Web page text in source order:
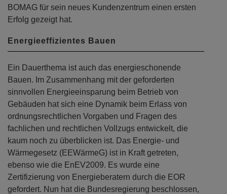
BOMAG für sein neues Kundenzentrum einen ersten
Erfolg gezeigt hat.
Energieeffizientes Bauen
Ein Dauerthema ist auch das energieschonende
Bauen. Im Zusammenhang mit der geforderten
sinnvollen Energieeinsparung beim Betrieb von
Gebäuden hat sich eine Dynamik beim Erlass von
ordnungsrechtlichen Vorgaben und Fragen des
fachlichen und rechtlichen Vollzugs entwickelt, die
kaum noch zu überblicken ist. Das Energie- und
Wärmegesetz (EEWärmeG) ist in Kraft getreten,
ebenso wie die EnEV2009. Es wurde eine
Zertifizierung von Energieberatern durch die EOR
gefordert. Nun hat die Bundesregierung beschlossen,